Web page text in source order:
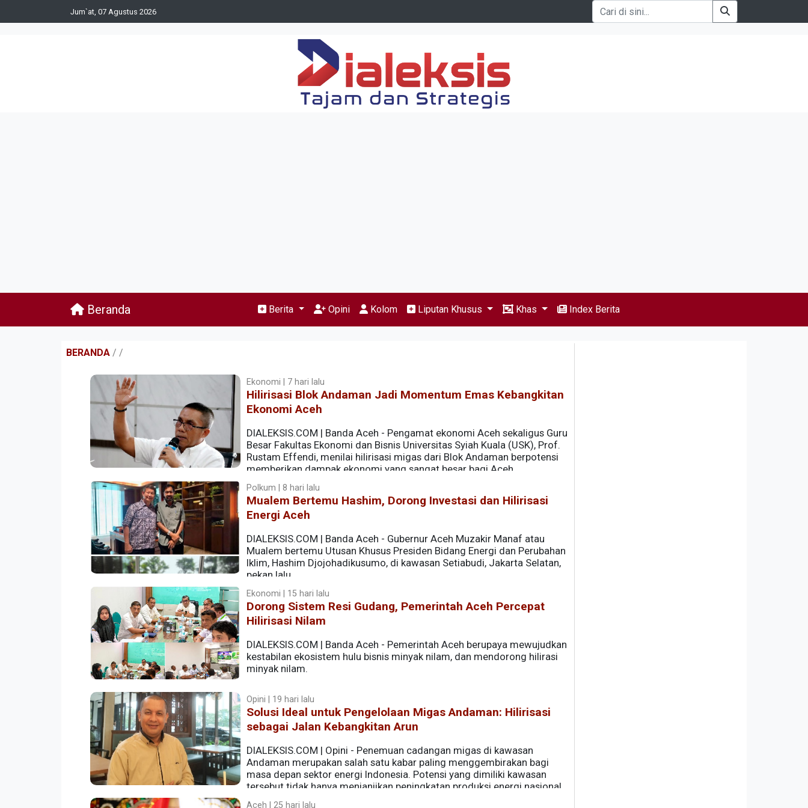
Jum`at, 07 Agustus 2026
Beranda Berita Opini Kolom Liputan Khusus Khas Index Berita
BERANDA / /
Ekonomi | 7 hari lalu
Hilirisasi Blok Andaman Jadi Momentum Emas Kebangkitan
Ekonomi Aceh
DIALEKSIS.COM | Banda Aceh - Pengamat ekonomi Aceh sekaligus Guru
Besar Fakultas Ekonomi dan Bisnis Universitas Syiah Kuala (USK), Prof.
Rustam Effendi, menilai hilirisasi migas dari Blok Andaman berpotensi
memberikan dampak ekonomi yang sangat besar bagi Aceh.
Polkum | 8 hari lalu
Mualem Bertemu Hashim, Dorong Investasi dan Hilirisasi
Energi Aceh
DIALEKSIS.COM | Banda Aceh - Gubernur Aceh Muzakir Manaf atau
Mualem bertemu Utusan Khusus Presiden Bidang Energi dan Perubahan
Iklim, Hashim Djojohadikusumo, di kawasan Setiabudi, Jakarta Selatan,
pekan lalu.
Ekonomi | 15 hari lalu
Dorong Sistem Resi Gudang, Pemerintah Aceh Percepat
Hilirisasi Nilam
DIALEKSIS.COM | Banda Aceh - Pemerintah Aceh berupaya mewujudkan
kestabilan ekosistem hulu bisnis minyak nilam, dan mendorong hilirasi
minyak nilam.
Opini | 19 hari lalu
Solusi Ideal untuk Pengelolaan Migas Andaman: Hilirisasi
sebagai Jalan Kebangkitan Arun
DIALEKSIS.COM | Opini - Penemuan cadangan migas di kawasan
Andaman merupakan salah satu kabar paling menggembirakan bagi
masa depan sektor energi Indonesia. Potensi yang dimiliki kawasan
tersebut tidak hanya menjanjikan peningkatan produksi energi nasional,
tetapi juga membuka peluang besar bagi transformasi ekonomi Aceh. Namun, keberhasilan pengelolaan
Aceh | 25 hari lalu